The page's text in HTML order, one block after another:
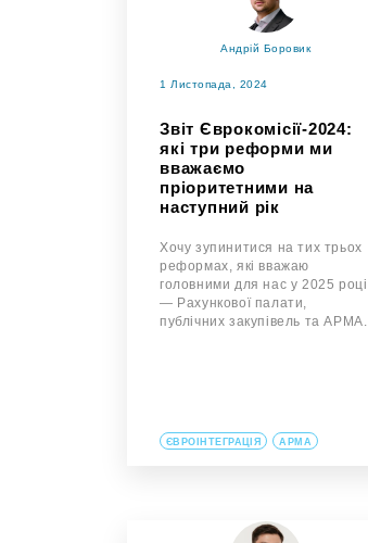
Андрій Боровик
1 Листопада, 2024
Звіт Єврокомісії-2024:
які три реформи ми
вважаємо
пріоритетними на
наступний рік
Хочу зупинитися на тих трьох
реформах, які вважаю
головними для нас у 2025 році
— Рахункової палати,
публічних закупівель та АРМА.
ЄВРОІНТЕГРАЦІЯ АРМА